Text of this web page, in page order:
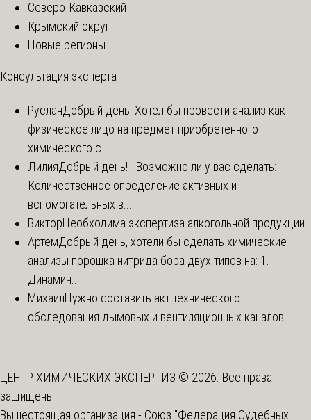
Северо-Кавказский
Крымский округ
Новые регионы
Консультация эксперта
РусланДобрый день! Хотел бы провести анализ как
физическое лицо на предмет приобретенного
химического с...
ЛилияДобрый день! Возможно ли у вас сделать:
Количественное определение активных и
вспомогательных в...
ВикторНеобходима экспертиза алкогольной продукции
АртемДобрый день, хотели бы сделать химические
анализы порошка нитрида бора двух типов на: 1.
Динамич...
МихаилНужно составить акт технического
обследования дымовых и вентиляционных каналов.
ЦЕНТР ХИМИЧЕСКИХ ЭКСПЕРТИЗ © 2026. Все права
защищены
Вышестоящая организация - Союз "Федерация Судебных